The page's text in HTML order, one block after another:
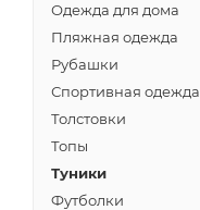
Одежда для дома
Пляжная одежда
Рубашки
Спортивная одежда
Толстовки
Топы
Туники
Футболки